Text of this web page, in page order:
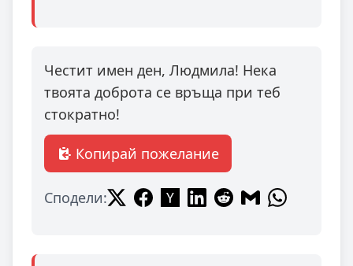
Честит имен ден, Людмила! Нека
твоята доброта се връща при теб
стократно!
Копирай пожелание
Сподели: